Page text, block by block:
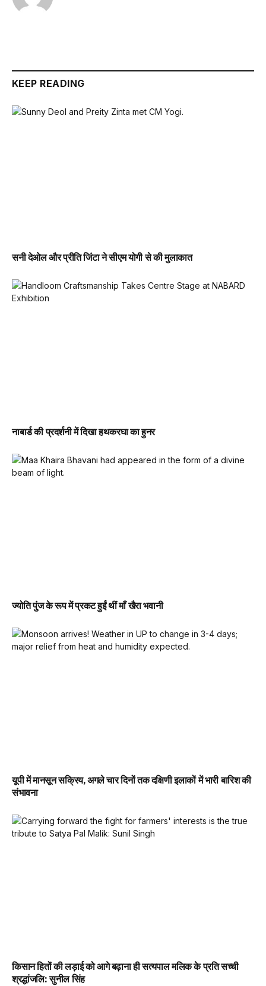
KEEP READING
सनी देओल और प्रीति जिंटा ने सीएम योगी से की मुलाकात
नाबार्ड की प्रदर्शनी में दिखा हथकरघा का हुनर
ज्योति पुंज के रूप में प्रकट हुईं थीं माँ खैरा भवानी
यूपी में मानसून सक्रिय, अगले चार दिनों तक दक्षिणी इलाकों में भारी बारिश की
संभावना
किसान हितों की लड़ाई को आगे बढ़ाना ही सत्यपाल मलिक के प्रति सच्ची
श्रद्धांजलि: सुनील सिंह